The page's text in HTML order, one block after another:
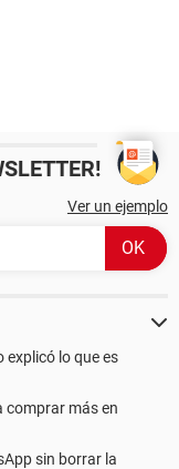
Ver un ejemplo
explicó lo que es
comprar más en
sin borrar la